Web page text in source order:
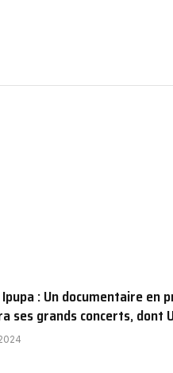
: Un documentaire en
ses grands concerts, dont